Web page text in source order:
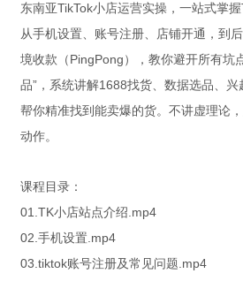
东南亚TikTok小店运营实操，一站式掌握
从手机设置、账号注册、店铺开通，到
境收款（PingPong），教你避开所有坑
品”，系统讲解1688找货、数据选品、兴
帮你精准找到能卖爆的货。不讲虚理论
动作。
课程目录：
01.TK小店站点介绍.mp4
02.手机设置.mp4
03.tiktok账号注册及常见问题.mp4